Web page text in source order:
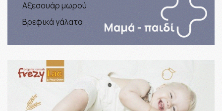
Αξεσουάρ μωρού
Βρεφικά γάλατα